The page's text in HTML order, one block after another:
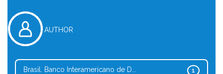
AUTHOR
1
Brasil. Banco Interamericano de D...